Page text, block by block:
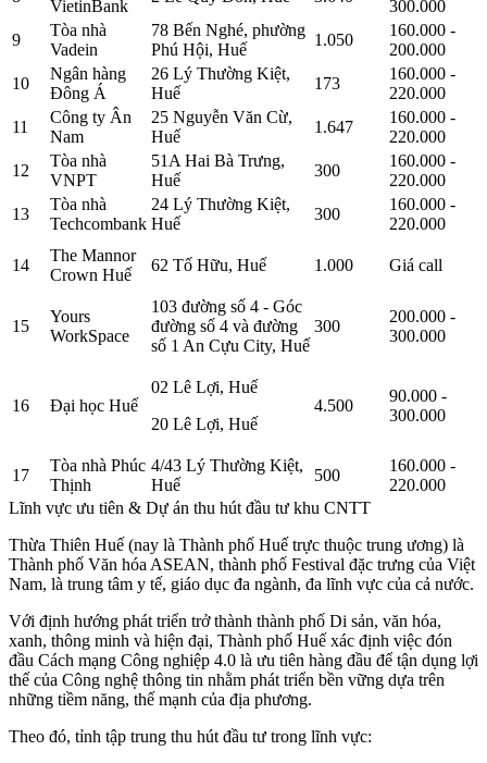
VietinBank
300.000
9
Tòa nhà
Vadein
78 Bến Nghé, phường
Phú Hội, Huế
1.050
160.000 -
200.000
10
Ngân hàng
Đông Á
26 Lý Thường Kiệt,
Huế
173
160.000 -
220.000
11
Công ty Ân
Nam
25 Nguyễn Văn Cừ,
Huế
1.647
160.000 -
220.000
12
Tòa nhà
VNPT
51A Hai Bà Trưng,
Huế
300
160.000 -
220.000
13
Tòa nhà
Techcombank
24 Lý Thường Kiệt,
Huế
300
160.000 -
220.000
14
The Mannor
Crown Huế
62 Tố Hữu, Huế 1.000 Giá call
15
Yours
WorkSpace
103 đường số 4 - Góc
đường số 4 và đường
số 1 An Cựu City, Huế
300
200.000 -
300.000
16 Đại học Huế
02 Lê Lợi, Huế
20 Lê Lợi, Huế
4.500
90.000 -
300.000
17
Tòa nhà Phúc
Thịnh
4/43 Lý Thường Kiệt,
Huế
500
160.000 -
220.000
Lĩnh vực ưu tiên & Dự án thu hút đầu tư khu CNTT
Thừa Thiên Huế (nay là Thành phố Huế trực thuộc trung ương) là
Thành phố Văn hóa ASEAN, thành phố Festival đặc trưng của Việt
Nam, là trung tâm y tế, giáo dục đa ngành, đa lĩnh vực của cả nước.
Với định hướng phát triển trở thành thành phố Di sản, văn hóa,
xanh, thông minh và hiện đại, Thành phố Huế xác định việc đón
đầu Cách mạng Công nghiệp 4.0 là ưu tiên hàng đầu để tận dụng lợi
thế của Công nghệ thông tin nhằm phát triển bền vững dựa trên
những tiềm năng, thế mạnh của địa phương.
Theo đó, tỉnh tập trung thu hút đầu tư trong lĩnh vực: